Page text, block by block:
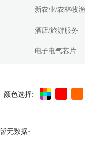
新农业/农林牧渔
酒店/旅游服务
电子电气芯片
颜色选择:
暂无数据~